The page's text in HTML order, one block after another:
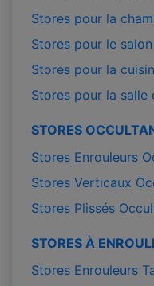
Stores pour la
Stores pour le salon
Stores pour la
Stores pour la salle
STORES
Stores Enrouleurs
Stores Verticaux
Stores Plissés
STORES À
Stores Enrouleurs